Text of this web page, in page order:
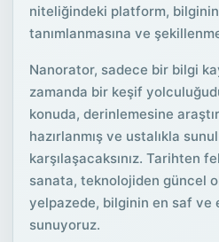
niteliğindeki platform,
tanımlanmasına ve
Nanorator, sadece bir bilgi
zamanda bir keşif
konuda, derinlemesine
hazırlanmış ve ustalıkla
karşılaşacaksınız. Tarihten
sanata, teknolojiden güncel
yelpazede, bilginin en saf ve
sunuyoruz.